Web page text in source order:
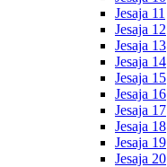
Jesaja 11
Jesaja 12
Jesaja 13
Jesaja 14
Jesaja 15
Jesaja 16
Jesaja 17
Jesaja 18
Jesaja 19
Jesaja 20